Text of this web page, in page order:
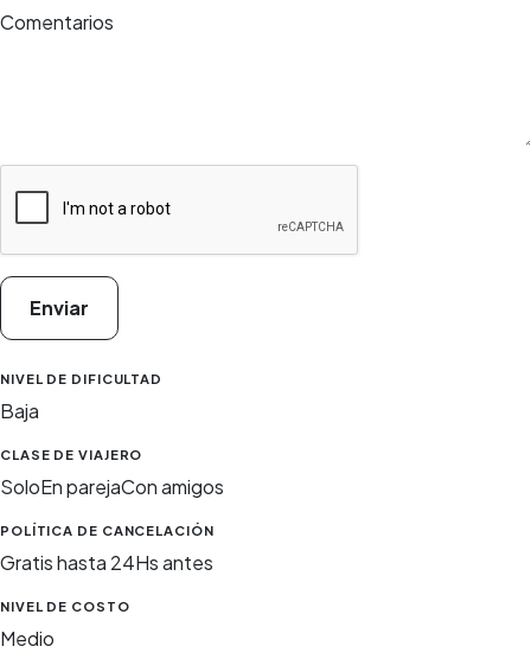
Comentarios
Enviar
NIVEL DE DIFICULTAD
Baja
CLASE DE VIAJERO
SoloEn parejaCon amigos
POLÍTICA DE CANCELACIÓN
Gratis hasta 24Hs antes
NIVEL DE COSTO
Medio